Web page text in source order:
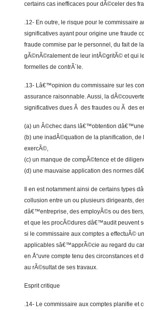
certains cas inefficaces pour dÃ©celer des
.12- En outre, le risque pour le commissaire
significatives ayant pour origine une fraude
fraude commise par le personnel, du fait de
gÃ©nÃ©ralement de leur intÃ©gritÃ© et qui
formelles de contrÃ´le.
.13- Lâ€™opinion du commissaire sur les
assurance raisonnable. Aussi, la
significatives dues Ã des fraudes ou Ã des
(a) un Ã©chec dans lâ€™obtention
(b) une inadÃ©quation de la planification, de
exercÃ©,
(c) un manque de compÃ©tence et de
(d) une mauvaise application des normes
Il en est notamment ainsi de certains types
collusion entre un ou plusieurs dirigeants,
dâ€™entreprise, des employÃ©s ou des
et que les procÃ©dures dâ€™audit peuvent
si le commissaire aux comptes a effectuÃ©
applicables sâ€™apprÃ©cie au regard du
en Å“uvre compte tenu des circonstances
au rÃ©sultat de ses travaux.
Esprit critique
.14- Le commissaire aux comptes planifie